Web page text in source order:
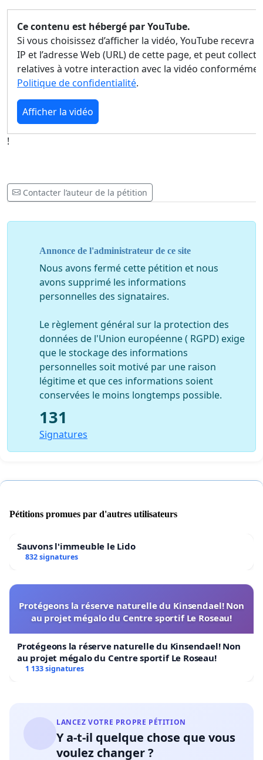
Ce contenu est hébergé par YouTube.
Si vous choisissez d’afficher la vidéo, YouTube recevra
IP et l’adresse Web (URL) de cette page, et peut
relatives à votre interaction avec la vidéo
Politique de confidentialité.
Afficher la vidéo
!
Contacter l’auteur de la pétition
Annonce de l'administrateur de ce site
Nous avons fermé cette pétition et nous
avons supprimé les informations
personnelles des signataires.
Le règlement général sur la protection des
données de l'Union européenne ( RGPD) exige
que le stockage des informations
personnelles soit motivé par une raison
légitime et que ces informations soient
conservées le moins longtemps possible.
131
Signatures
Pétitions promues par d'autres utilisateurs
Sauvons l'immeuble le Lido
832 signatures
Protégeons la réserve naturelle du Kinsendael! Non
au projet mégalo du Centre sportif Le Roseau!
Protégeons la réserve naturelle du Kinsendael! Non
au projet mégalo du Centre sportif Le Roseau!
1 133 signatures
LANCEZ VOTRE PROPRE PÉTITION
Y a-t-il quelque chose que vous
voulez changer ?